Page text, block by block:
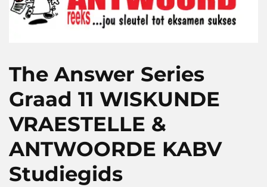
The Answer Series
Graad 11 WISKUNDE
VRAESTELLE &
ANTWOORDE KABV
Studiegids